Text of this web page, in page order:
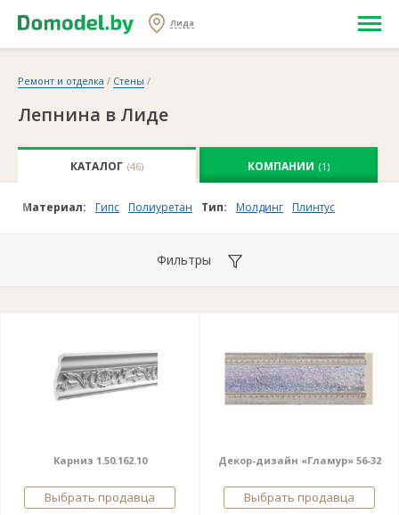
Лида
Ремонт и отделка / Стены /
Лепнина в Лиде
КАТАЛОГ (46) КОМПАНИИ (1)
Материал: Гипс Полиуретан Тип: Молдинг Плинтус
Фильтры
Карниз 1.50.162.10
Выбрать продавца
Декор-дизайн «Гламур» 56-32
Выбрать продавца